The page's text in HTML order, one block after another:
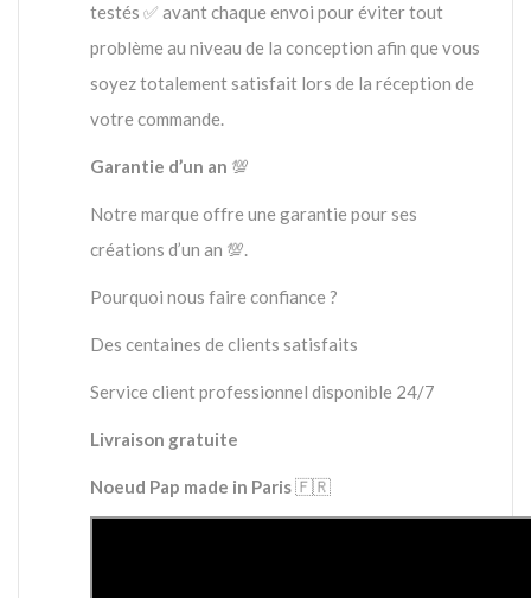
testés ✅ avant chaque envoi pour éviter tout
problème au niveau de la conception afin que vous
soyez totalement satisfait lors de la réception de
votre commande.
Garantie d’un an 💯
Notre marque offre une garantie pour ses
créations d’un an 💯.
Pourquoi nous faire confiance ?
Des centaines de clients satisfaits
Service client professionnel disponible 24/7
Livraison gratuite
Noeud Pap made in Paris🇫🇷